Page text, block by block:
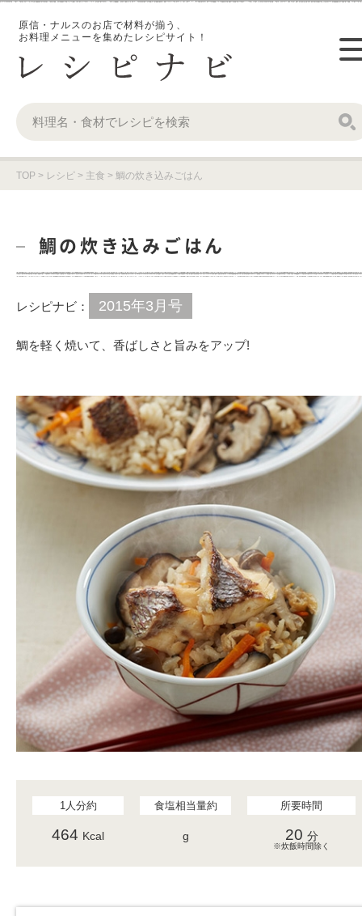
原信・ナルスのお店で材料が揃う、
お料理メニューを集めたレシピサイト！
TOP > レシピ > 主食 > 鯛の炊き込みごはん
鯛の炊き込みごはん
レシピナビ： 2015年3月号
鯛を軽く焼いて、香ばしさと旨みをアップ!
1人分約
464 Kcal
食塩相当量約
g
所要時間
20 分
※炊飯時間除く